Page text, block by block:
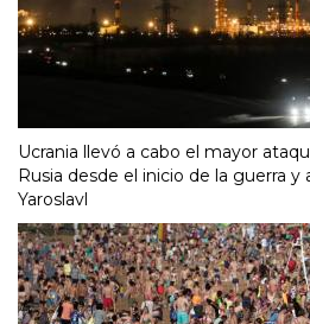
Ucrania llevó a cabo el mayor
Rusia desde el inicio de la guerra
Yaroslavl